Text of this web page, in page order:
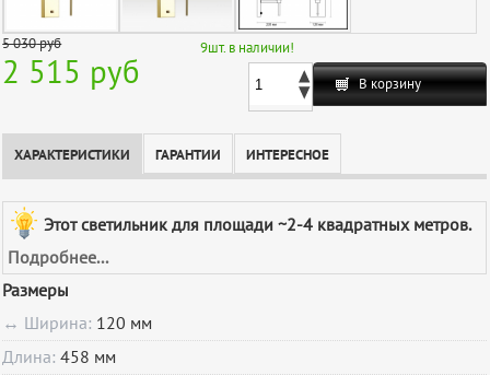
5 030руб
2 515 руб
9шт. в наличии!
В корзину
ХАРАКТЕРИСТИКИ ГАРАНТИИ ИНТЕРЕСНОЕ
Этот светильник для площади ~2-4 квадратных метров.
Подробнее...
Размеры
↔ Ширина: 120 мм
Длина:458 мм